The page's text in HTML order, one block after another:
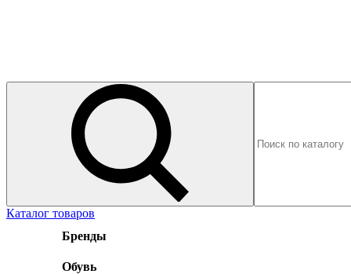
Каталог товаров
Бренды
Обувь